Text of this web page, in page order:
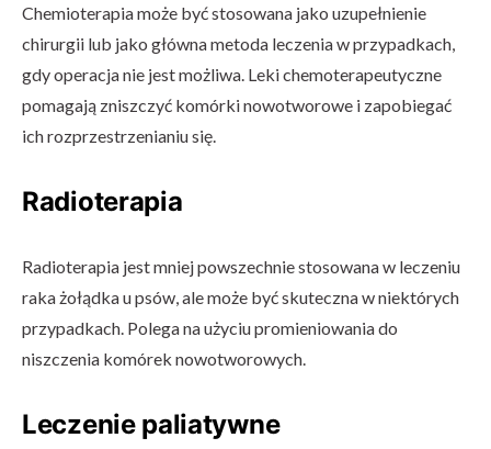
Chemioterapia może być stosowana jako uzupełnienie
chirurgii lub jako główna metoda leczenia w przypadkach,
gdy operacja nie jest możliwa. Leki chemoterapeutyczne
pomagają zniszczyć komórki nowotworowe i zapobiegać
ich rozprzestrzenianiu się.
Radioterapia
Radioterapia jest mniej powszechnie stosowana w leczeniu
raka żołądka u psów, ale może być skuteczna w niektórych
przypadkach. Polega na użyciu promieniowania do
niszczenia komórek nowotworowych.
Leczenie paliatywne